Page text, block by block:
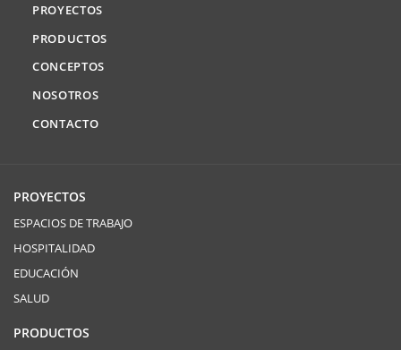
PROYECTOS
PRODUCTOS
CONCEPTOS
NOSOTROS
CONTACTO
PROYECTOS
ESPACIOS DE TRABAJO
HOSPITALIDAD
EDUCACIÓN
SALUD
PRODUCTOS